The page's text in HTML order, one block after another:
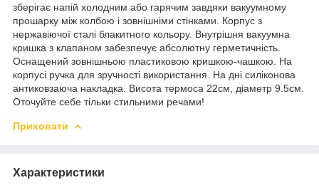
зберігає напій холодним або гарячим завдяки вакуумному
прошарку між колбою і зовнішніми стінками. Корпус з
нержавіючої сталі блакитного кольору. Внутрішня вакуумна
кришка з клапаном забезпечує абсолютну герметичність.
Оснащений зовнішньою пластиковою кришкою-чашкою. На
корпусі ручка для зручності використання. На дні силіконова
антиковзаюча накладка. Висота термоса 22см, діаметр 9.5см.
Оточуйте себе тільки стильними речами!
Приховати
Характеристики